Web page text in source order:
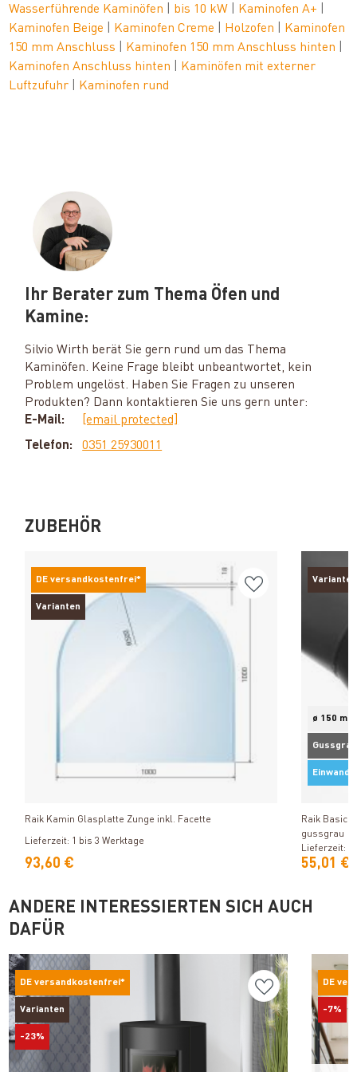
Wasserführende Kaminöfen bis 10 kW Kaminofen A+
Kaminofen Beige
Kaminofen Creme Holzofen
Kaminofen
150 mm Anschluss
Kaminofen 150 mm Anschluss hinten
Kaminofen Anschluss hinten
Kaminöfen mit externer
Luftzufuhr
Kaminofen rund
Ihr Berater zum Thema Öfen und
Kamine:
Silvio Wirth berät Sie gern rund um das Thema
Kaminöfen. Keine Frage bleibt unbeantwortet, kein
Problem ungelöst. Haben Sie Fragen zu unseren
Produkten? Dann kontaktieren Sie uns gern unter:
E-Mail:
[email protected]
Telefon:
0351 25930011
ZUBEHÖR
DE versandkostenfrei*
Varianten
Raik Kamin Glasplatte Zunge inkl. Facette
Lieferzeit: 1 bis 3 Werktage
93,60 €
Varianten
ø 150 mm
Gussgrau
Einwandig
Raik Basic
gussgrau
Lieferzeit: 1
55,01 €
ANDERE INTERESSIERTEN SICH AUCH
DAFÜR
DE versandkostenfrei*
Varianten
-23%
DE
-7%